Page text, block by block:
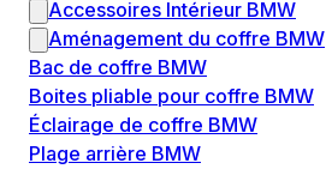
Accessoires Intérieur BMW
Aménagement du coffre BMW
Bac de coffre BMW
Boites pliable pour coffre BMW
Éclairage de coffre BMW
Plage arrière BMW